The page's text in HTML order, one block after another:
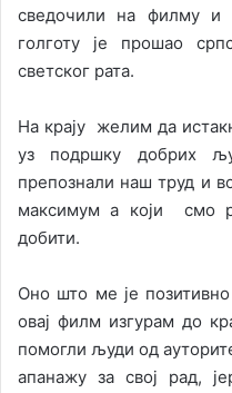
сведочили на филму и
голготу је прошао
светског рата.
На крају желим да
уз подршку добрих
препознали наш труд и
максимум а који смо
добити.
Оно што ме је
овај филм изгурам до
помогли људи од
апанажу за свој рад,